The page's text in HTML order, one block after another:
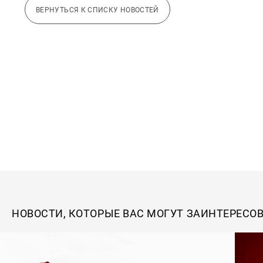
ВЕРНУТЬСЯ К СПИСКУ НОВОСТЕЙ
НОВОСТИ, КОТОРЫЕ ВАС МОГУТ